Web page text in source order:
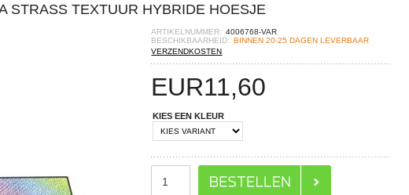
STRASS TEXTUUR HYBRIDE HOESJE
ARTIKELNUMMER: 4006768-VAR
BESCHIKBAARHEID: BINNEN 20-25 DAGEN LEVERBAAR
VERZENDKOSTEN
EUR11,60
KIES EEN KLEUR